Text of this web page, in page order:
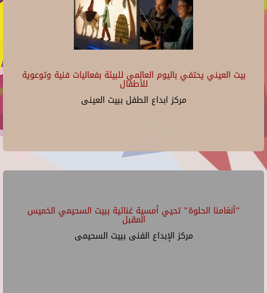
بيت العيني يحتفي باليوم العالمي للبيئة بفعاليات فنية وتوعوية
للأطفال
مركز ابداع الطفل ببيت العينى
"أنغامنا الحلوة" تحيي أمسية غنائية ببيت السحيمي الخميس
المقبل
مركز الإبداع الفنى ببيت السحيمى